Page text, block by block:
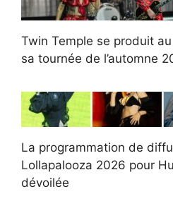
Twin Temple se produit
sa tournée de l’automne
La programmation de
Lollapalooza 2026 pour
dévoilée